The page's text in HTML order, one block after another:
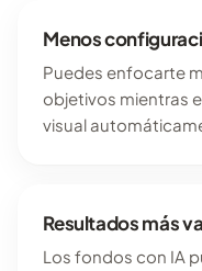
Menos
Puedes enfocarte
objetivos mientras
visual
Resultados más
Los fondos con IA